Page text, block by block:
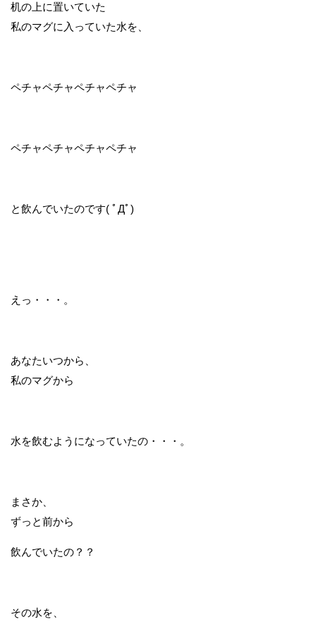
机の上に置いていた
私のマグに入っていた水を、
ペチャペチャペチャペチャ
ペチャペチャペチャペチャ
と飲んでいたのです( ﾟДﾟ)
えっ・・・。
あなたいつから、
私のマグから
水を飲むようになっていたの・・・。
まさか、
ずっと前から
飲んでいたの？？
その水を、